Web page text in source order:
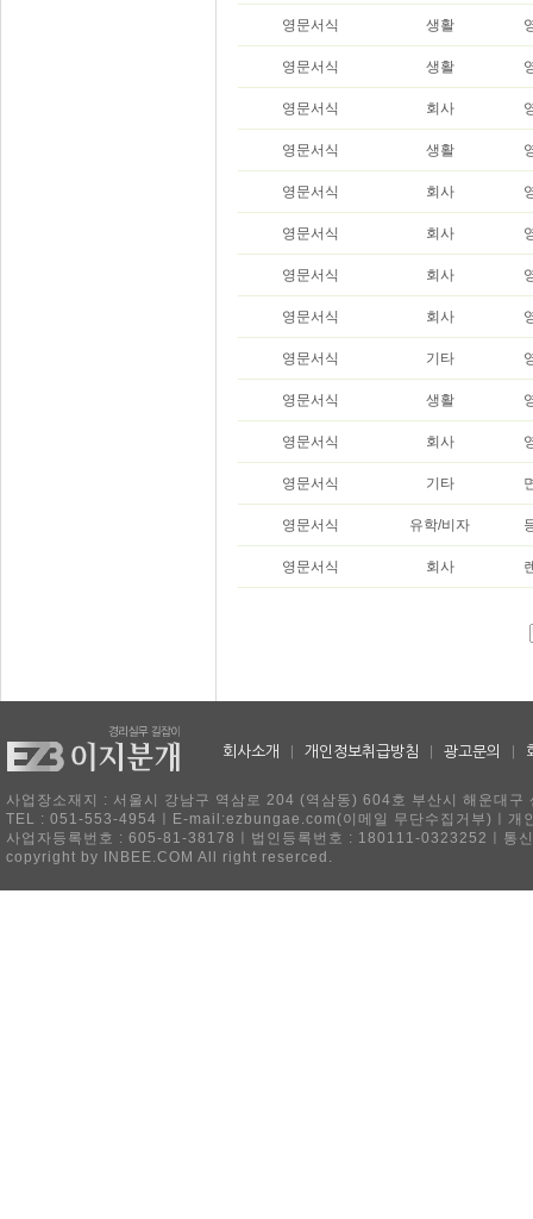
영문서식 생활
영문서식 생활
영문서식 회사
영문서식 생활
영문서식 회사
영문서식 회사
영문서식 회사
영문서식 회사
영문서식 기타
영문서식 생활
영문서식 회사
영문서식 기타
영문서식 유학/비자
영문서식 회사
회사소개 개인정보취급방침 광고문의
사업장소재지 : 서울시 강남구 역삼로 204 (역삼동) 604호 부산시 해운대
TEL : 051-553-4954ㅣE-mail:ezbungae.com(이메일 무단수집거부)ㅣ개
사업자등록번호 : 605-81-38178ㅣ법인등록번호 : 180111-0323252ㅣ통
copyright by INBEE.COM All right reserced.